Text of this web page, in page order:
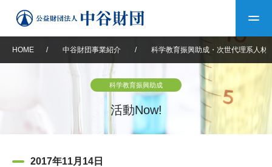
中谷財団について
HOME / 中谷財団事業紹介 / 科学教育振興助成・次世代理系人材
科学教育振興助成
活動Now!
2017年11月14日